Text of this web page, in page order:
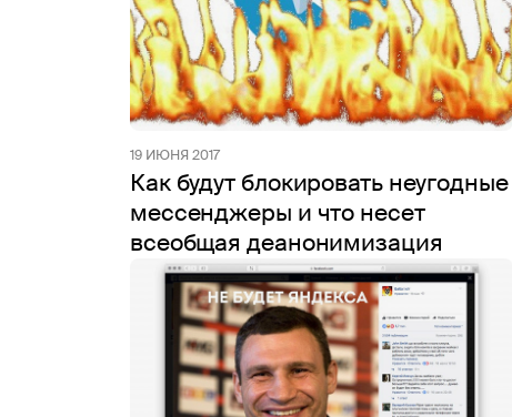
19 ИЮНЯ 2017
Как будут блокировать неугодные
мессенджеры и что несет
всеобщая деанонимизация